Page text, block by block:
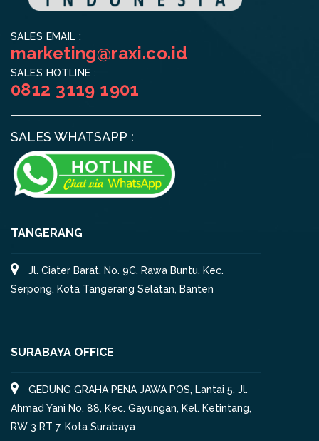
SALES EMAIL :
marketing@raxi.co.id
SALES HOTLINE :
0812 3119 1901
SALES WHATSAPP :
TANGERANG
Jl. Ciater Barat. No. 9C, Rawa Buntu, Kec.
Serpong, Kota Tangerang Selatan, Banten
SURABAYA OFFICE
GEDUNG GRAHA PENA JAWA POS, Lantai 5, Jl.
Ahmad Yani No. 88, Kec. Gayungan, Kel. Ketintang,
RW 3 RT 7, Kota Surabaya